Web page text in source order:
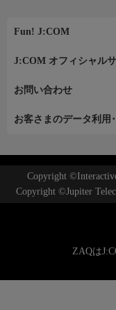
Fun! J:COM
J:COM オフィシャル
お問い合わせ
お客さまのデータ利用
Copyright
Copyright ©Jupiter
ZAQは